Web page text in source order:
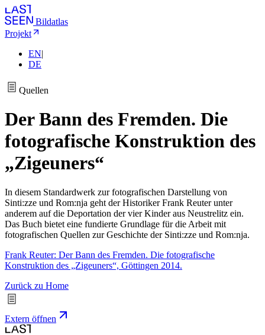
Bildatlas
Projekt
EN|
DE
Quellen
Der Bann des Fremden. Die
fotografische Konstruktion des
„Zigeuners“
In diesem Standardwerk zur fotografischen Darstellung von
Sinti:zze und Rom:nja geht der Historiker Frank Reuter unter
anderem auf die Deportation der vier Kinder aus Neustrelitz ein.
Das Buch bietet eine fundierte Grundlage für die Arbeit mit
fotografischen Quellen zur Geschichte der Sinti:zze und Rom:nja.
Frank Reuter: Der Bann des Fremden. Die fotografische
Konstruktion des „Zigeuners“, Göttingen 2014.
Zurück zu Home
Extern öffnen